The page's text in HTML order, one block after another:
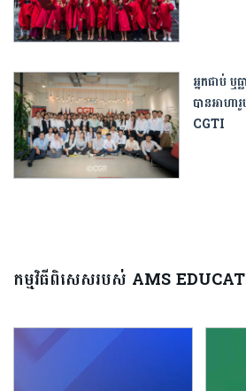
អ្នកជាប់ ឬ
បានអាហា
CGTI
កម្មវិធីពិសេសរបស់ AMS